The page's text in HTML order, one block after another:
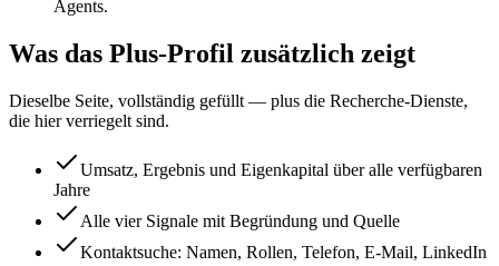
Agents.
Was das Plus-Profil zusätzlich zeigt
Dieselbe Seite, vollständig gefüllt — plus die Recherche-Dienste,
die hier verriegelt sind.
Umsatz, Ergebnis und Eigenkapital über alle verfügbaren
Jahre
Alle vier Signale mit Begründung und Quelle
Kontaktsuche: Namen, Rollen, Telefon, E-Mail, LinkedIn